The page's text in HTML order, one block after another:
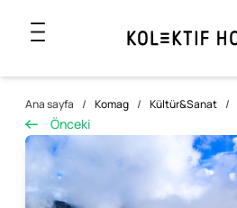
Ana sayfa / Komag / Kültür&Sanat /
Önceki